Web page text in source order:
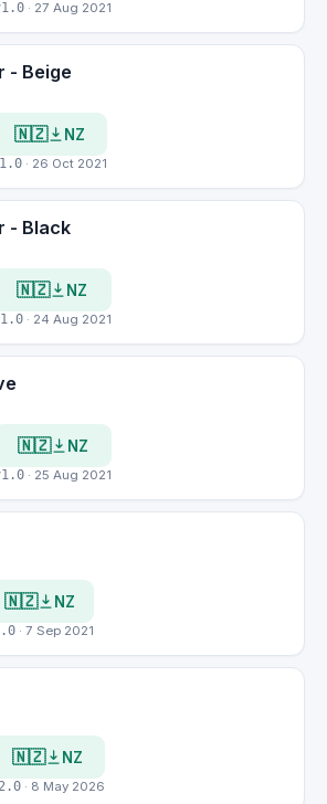
· 27 Aug 2021
- Beige
🇳🇿 NZ
· 26 Oct 2021
- Black
🇳🇿 NZ
· 24 Aug 2021
🇳🇿 NZ
· 25 Aug 2021
🇳🇿 NZ
· 7 Sep 2021
🇳🇿 NZ
· 8 May 2026